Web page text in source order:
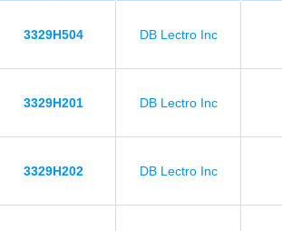
3329H504 DB Lectro Inc
3329H201 DB Lectro Inc
3329H202 DB Lectro Inc